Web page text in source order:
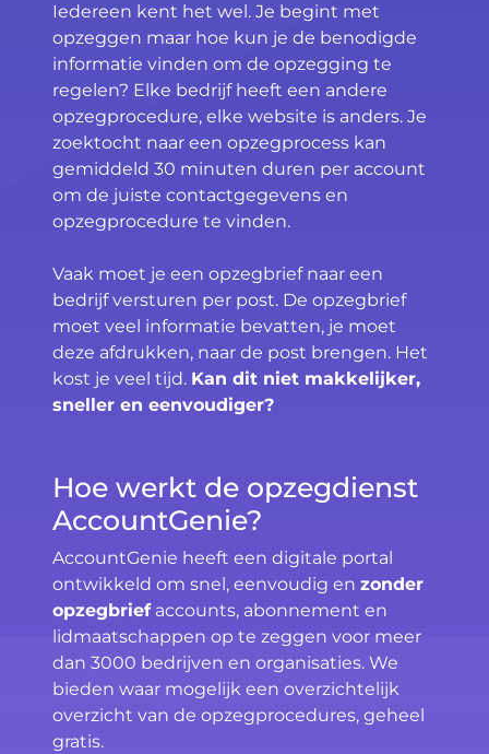
Iedereen kent het wel. Je begint met
opzeggen maar hoe kun je de benodigde
informatie vinden om de opzegging te
regelen? Elke bedrijf heeft een andere
opzegprocedure, elke website is anders. Je
zoektocht naar een opzegprocess kan
gemiddeld 30 minuten duren per account
om de juiste contactgegevens en
opzegprocedure te vinden.
Vaak moet je een opzegbrief naar een
bedrijf versturen per post. De opzegbrief
moet veel informatie bevatten, je moet
deze afdrukken, naar de post brengen. Het
kost je veel tijd. Kan dit niet makkelijker,
sneller en eenvoudiger?
Hoe werkt de opzegdienst
AccountGenie?
AccountGenie heeft een digitale portal
ontwikkeld om snel, eenvoudig en zonder
opzegbriefaccounts, abonnement en
lidmaatschappen op te zeggen voor meer
dan 3000 bedrijven en organisaties. We
bieden waar mogelijk een overzichtelijk
overzicht van de opzegprocedures, geheel
gratis.